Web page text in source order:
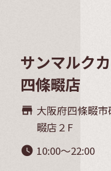
サンマルク
四條畷店
store_mall_directory 大阪府四條畷
畷店２F
watch_later 10:00～22:00